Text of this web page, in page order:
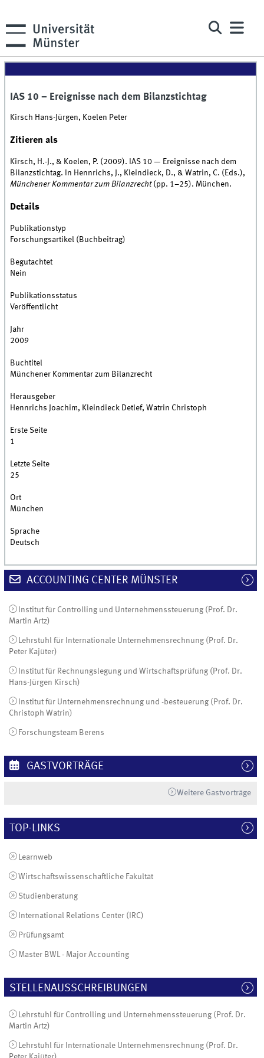
IAS 10 – Ereignisse nach dem Bilanzstichtag
Kirsch Hans-Jürgen, Koelen Peter
Zitieren als
Kirsch, H.-J., & Koelen, P. (2009). IAS 10 — Ereignisse nach dem
Bilanzstichtag. In Hennrichs, J., Kleindieck, D., & Watrin, C. (Eds.),
Münchener Kommentar zum Bilanzrecht(pp. 1–25). München.
Details
Publikationstyp
Forschungsartikel (Buchbeitrag)
Begutachtet
Nein
Publikationsstatus
Veröffentlicht
Jahr
2009
Buchtitel
Münchener Kommentar zum Bilanzrecht
Herausgeber
Hennrichs Joachim, Kleindieck Detlef, Watrin Christoph
Erste Seite
1
Letzte Seite
25
Ort
München
Sprache
Deutsch
ACCOUNTING CENTER MÜNSTER
Institut für Controlling und Unternehmenssteuerung (Prof. Dr.
Martin Artz)
Lehrstuhl für Internationale Unternehmensrechnung (Prof. Dr.
Peter Kajüter)
Institut für Rechnungslegung und Wirtschaftsprüfung (Prof. Dr.
Hans-Jürgen Kirsch)
Institut für Unternehmensrechnung und -besteuerung (Prof. Dr.
Christoph Watrin)
Forschungsteam Berens
GASTVORTRÄGE
Weitere Gastvorträge
TOP-LINKS
Learnweb
Wirtschaftswissenschaftliche Fakultät
Studienberatung
International Relations Center (IRC)
Prüfungsamt
Master BWL - Major Accounting
STELLENAUSSCHREIBUNGEN
Lehrstuhl für Controlling und Unternehmenssteuerung (Prof. Dr.
Martin Artz)
Lehrstuhl für Internationale Unternehmensrechnung (Prof. Dr.